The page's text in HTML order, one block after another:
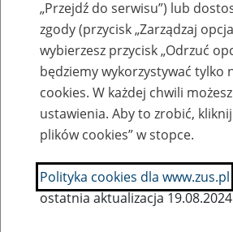
przekształconych
Nazwa zakładu pracy:
SZUKAJ
„Przejdź do serwisu”) lub
zgody (przycisk „Zarządzaj
wybierzesz przycisk „Odrzuć
będziemy wykorzystywać tylko
cookies. W każdej chwili
ustawienia. Aby to zrobić,
plików cookies” w stopce.
Polityka cookies dla www.zus.pl
ostatnia aktualizacja